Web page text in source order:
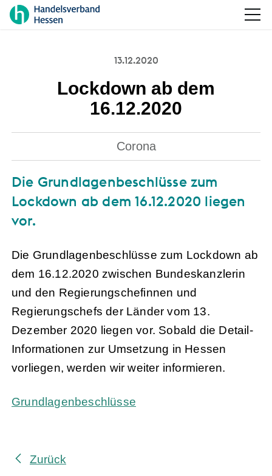
13.12.2020
Lockdown ab dem
16.12.2020
Corona
Die Grundlagenbeschlüsse zum
Lockdown ab dem 16.12.2020 liegen
vor.
Die Grundlagenbeschlüsse zum Lockdown ab
dem 16.12.2020 zwischen Bundeskanzlerin
und den Regierungschefinnen und
Regierungschefs der Länder vom 13.
Dezember 2020 liegen vor. Sobald die Detail-
Informationen zur Umsetzung in Hessen
vorliegen, werden wir weiter informieren.
Grundlagenbeschlüsse
Zurück